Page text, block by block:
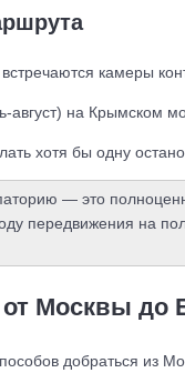
камеры
август) на Крымском
хотя бы одну
— это
передвижения на
Москвы до
добраться из